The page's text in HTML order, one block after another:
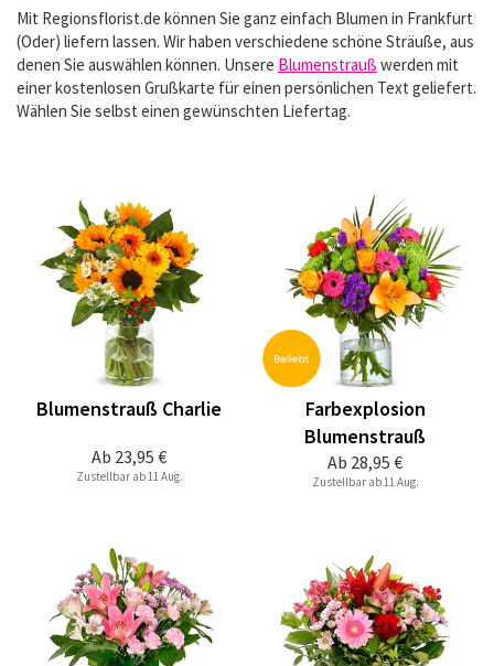
Mit Regionsflorist.de können Sie ganz einfach Blumen in Frankfurt
(Oder) liefern lassen. Wir haben verschiedene schöne Sträuße, aus
denen Sie auswählen können. Unsere Blumenstrauß werden mit
einer kostenlosen Grußkarte für einen persönlichen Text geliefert.
Wählen Sie selbst einen gewünschten Liefertag.
Ab 23,95 €
Blumenstrauß Charlie
Zustellbar ab 11 Aug.
Ab 28,95 €
Farbexplosion
Blumenstrauß
Zustellbar ab 11 Aug.